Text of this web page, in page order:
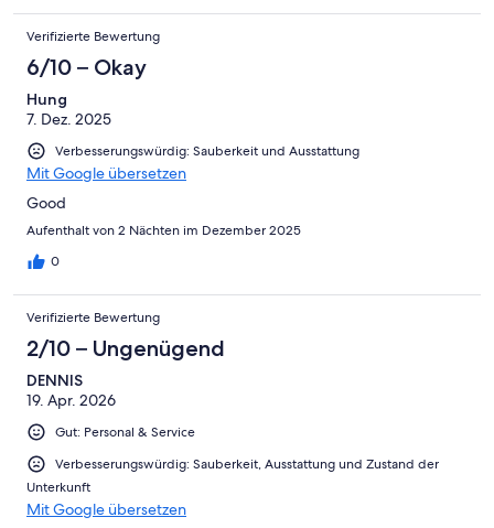
Verifizierte Bewertung
6/10 – Okay
Hung
7. Dez. 2025
Verbesserungswürdig: Sauberkeit und Ausstattung
Mit Google übersetzen
Good
Aufenthalt von 2 Nächten im Dezember 2025
0
Verifizierte Bewertung
2/10 – Ungenügend
DENNIS
19. Apr. 2026
Gut: Personal & Service
Verbesserungswürdig: Sauberkeit, Ausstattung und Zustand der
Unterkunft
Mit Google übersetzen